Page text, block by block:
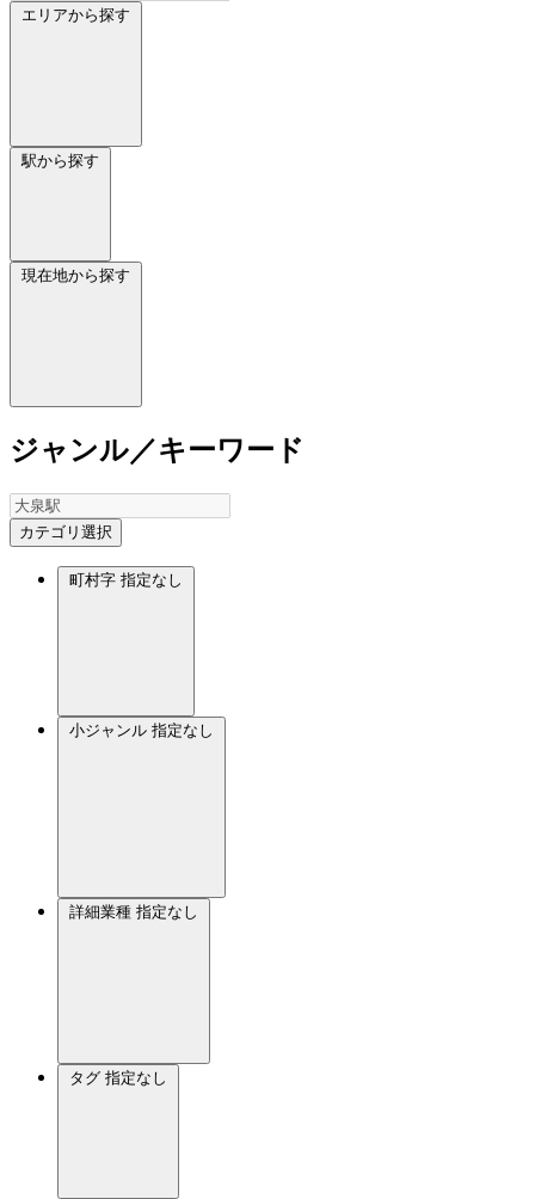
エリアから探す
駅から探す
現在地から探す
ジャンル／キーワード
カテゴリ選択
町村字 指定なし
小ジャンル 指定なし
詳細業種 指定なし
タグ 指定なし